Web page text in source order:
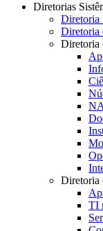
Diretorias
Diretoria
Diretoria
Diretoria
Diretoria
TI